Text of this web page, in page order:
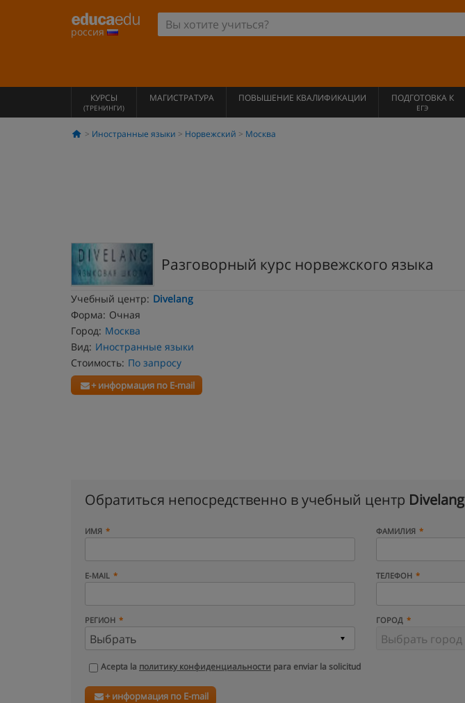
россия
КУРСЫ
(ТРЕНИНГИ)
МАГИСТРАТУРА ПОВЫШЕНИЕ КВАЛИФИКАЦИИ ПОДГОТОВКА К
ЕГЭ
Иностранные языки Норвежский Москва
Разговорный курс норвежского языка
Учебный центр: Divelang
Форма: Очная
Город: Москва
Вид: Иностранные языки
Стоимость: По запросу
+ информация по E-mail
Обратиться непосредственно в учебный центр Divelang
ИМЯ ФАМИЛИЯ
E-MAIL ТЕЛЕФОН
РЕГИОН ГОРОД
Acepta la политику конфиденциальности para enviar la solicitud
+ информация по E-mail